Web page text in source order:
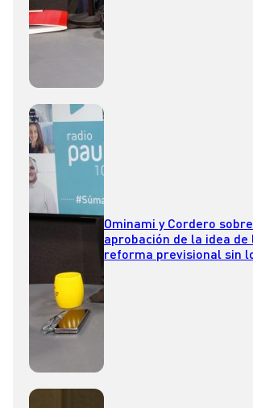
Ominami y Cordero
aprobación de la idea
reforma previsional sin